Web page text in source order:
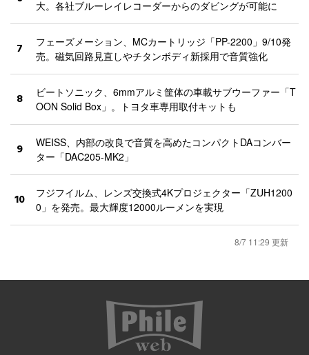
大。各社ブルーレイレコーダーからのダビングが可能に
7
フェーズメーション、MCカートリッジ「PP-2200」9/10発
売。磁気回路見直しやチタンボディ新採用で音質強化
8
ビートソニック、6mmアルミ筐体の車載サブウーファー「T
OON Solid Box」。トヨタ車専用取付キットも
9
WEISS、内部の改良で音質を高めたコンパクトDAコンバー
ター「DAC205-MK2」
10
フジフイルム、レンズ交換式4Kプロジェクター「ZUH1200
0」を発売。最大輝度12000ルーメンを実現
8/7 11:29 更新